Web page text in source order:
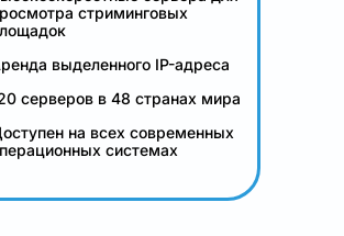
стриминговых
выделенного IP-адреса
серверов в 48 странах мира
на всех современных
системах